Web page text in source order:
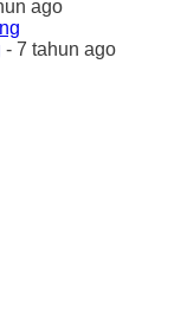
ago
- 7 tahun ago